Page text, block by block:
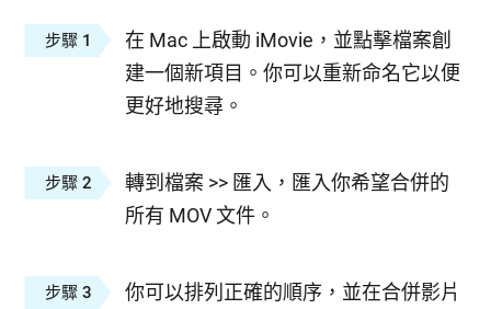
步驟 1
在 Mac 上啟動 iMovie，並點擊檔案創
建一個新項目。你可以重新命名它以便
更好地搜尋。
步驟 2
轉到檔案 >> 匯入，匯入你希望合併的
所有 MOV 文件。
步驟 3
你可以排列正確的順序，並在合併影片